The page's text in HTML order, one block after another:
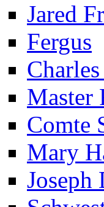
Jared
Fergus
Master
Comte
Mary
Joseph